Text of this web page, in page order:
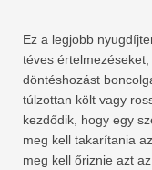
Ez a legjobb
téves
döntéshozást
túlzottan költ vagy
kezdődik, hogy egy
meg kell takarítania
meg kell őriznie azt